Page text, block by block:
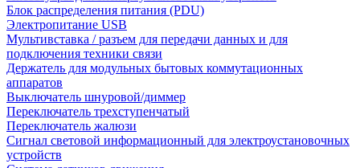
Блок распределения питания (PDU)
Электропитание USB
Мультивставка / разъем для передачи данных и для
подключения техники связи
Держатель для модульных бытовых коммутационных
аппаратов
Выключатель шнуровой/диммер
Переключатель трехступенчатый
Переключатель жалюзи
Сигнал световой информационный для электроустановочных
устройств